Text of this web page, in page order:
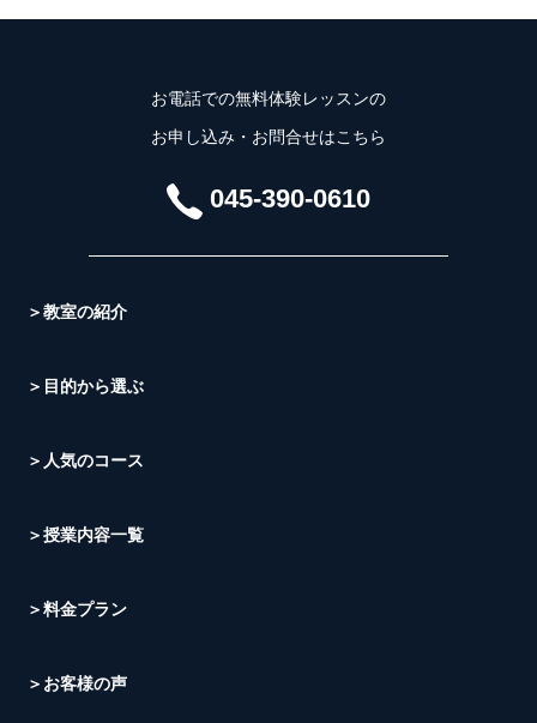
お電話での無料体験レッスンの
お申し込み・お問合せはこちら
045-390-0610
＞教室の紹介
＞目的から選ぶ
＞人気のコース
＞授業内容一覧
＞料金プラン
＞お客様の声